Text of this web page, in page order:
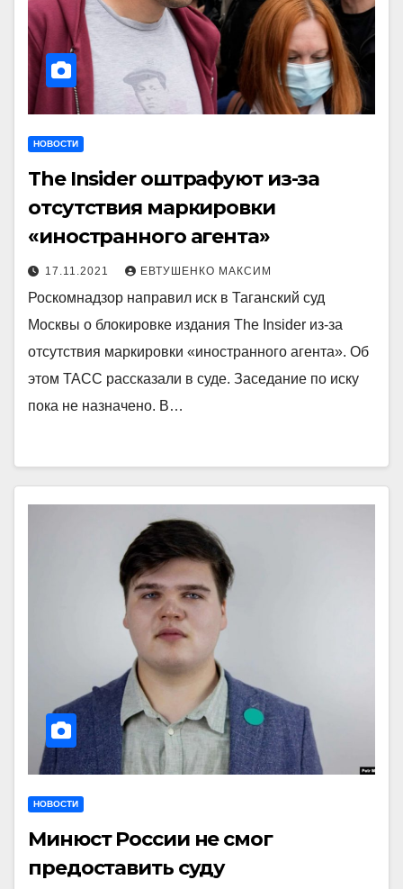
НОВОСТИ
The Insider оштрафуют из-за
отсутствия маркировки
«иностранного агента»
17.11.2021 ЕВТУШЕНКО МАКСИМ
Роскомнадзор направил иск в Таганский суд
Москвы о блокировке издания The Insider из-за
отсутствия маркировки «иностранного агента». Об
этом ТАСС рассказали в суде. Заседание по иску
пока не назначено. В…
НОВОСТИ
Минюст России не смог
предоставить суду